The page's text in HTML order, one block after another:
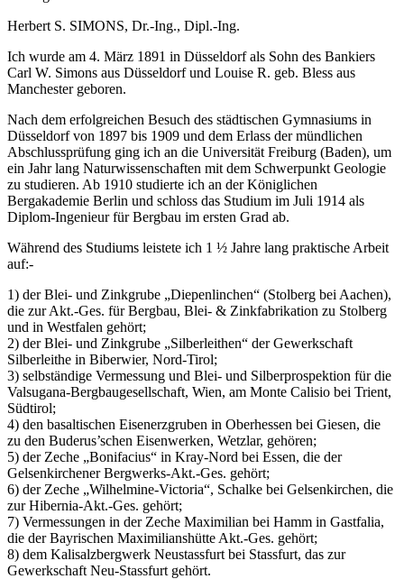
Herbert S. SIMONS, Dr.-Ing., Dipl.-Ing.
Ich wurde am 4. März 1891 in Düsseldorf als Sohn des Bankiers
Carl W. Simons aus Düsseldorf und Louise R. geb. Bless aus
Manchester geboren.
Nach dem erfolgreichen Besuch des städtischen Gymnasiums in
Düsseldorf von 1897 bis 1909 und dem Erlass der mündlichen
Abschlussprüfung ging ich an die Universität Freiburg (Baden), um
ein Jahr lang Naturwissenschaften mit dem Schwerpunkt Geologie
zu studieren. Ab 1910 studierte ich an der Königlichen
Bergakademie Berlin und schloss das Studium im Juli 1914 als
Diplom-Ingenieur für Bergbau im ersten Grad ab.
Während des Studiums leistete ich 1 ½ Jahre lang praktische Arbeit
auf:-
1) der Blei- und Zinkgrube „Diepenlinchen“ (Stolberg bei Aachen),
die zur Akt.-Ges. für Bergbau, Blei- & Zinkfabrikation zu Stolberg
und in Westfalen gehört;
2) der Blei- und Zinkgrube „Silberleithen“ der Gewerkschaft
Silberleithe in Biberwier, Nord-Tirol;
3) selbständige Vermessung und Blei- und Silberprospektion für die
Valsugana-Bergbaugesellschaft, Wien, am Monte Calisio bei Trient,
Südtirol;
4) den basaltischen Eisenerzgruben in Oberhessen bei Giesen, die
zu den Buderus’schen Eisenwerken, Wetzlar, gehören;
5) der Zeche „Bonifacius“ in Kray-Nord bei Essen, die der
Gelsenkirchener Bergwerks-Akt.-Ges. gehört;
6) der Zeche „Wilhelmine-Victoria“, Schalke bei Gelsenkirchen, die
zur Hibernia-Akt.-Ges. gehört;
7) Vermessungen in der Zeche Maximilian bei Hamm in Gastfalia,
die der Bayrischen Maximilianshütte Akt.-Ges. gehört;
8) dem Kalisalzbergwerk Neustassfurt bei Stassfurt, das zur
Gewerkschaft Neu-Stassfurt gehört.